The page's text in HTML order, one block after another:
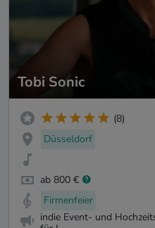
Tobi Sonic
(8)
Düsseldorf
ab 800 €
Firmenfeier
indie Event- und